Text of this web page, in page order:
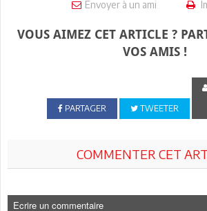
Envoyer à un ami
VOUS AIMEZ CET ARTICLE ?
VOS AMIS !
PARTAGER TWEETER
COMMENTER CET
Ecrire un commentaire